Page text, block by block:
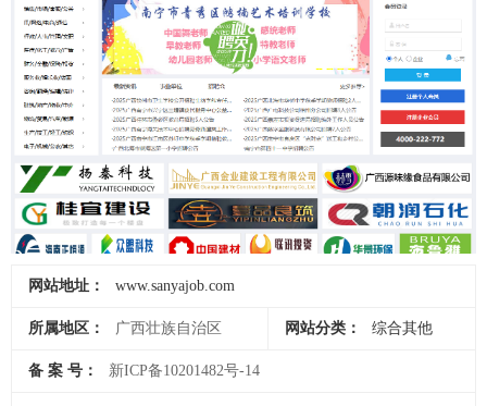
网站地址： www.sanyajob.com
所属地区： 广西壮族自治区 网站分类： 综合其他
备 案 号： 新ICP备10201482号-14